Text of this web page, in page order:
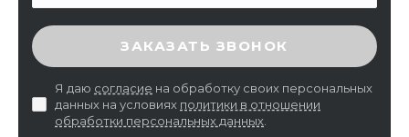
ВВЕДИТЕ ПРОВЕРОЧНЫЙ КОД
ЗАКАЗАТЬ ЗВОНОК
Я даю согласие на обработку своих персональных
данных на условиях политики в отношении
обработки персональных данных